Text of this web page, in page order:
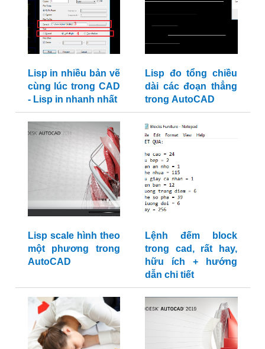
Lisp in nhiều bản vẽ
cùng lúc trong CAD
- Lisp in nhanh nhất
Lisp đo tổng chiều
dài các đoạn thẳng
trong AutoCAD
Lisp scale hình theo
một phương trong
AutoCAD
Lệnh đếm block
trong cad, rất hay,
hữu ích + hướng
dẫn chi tiết